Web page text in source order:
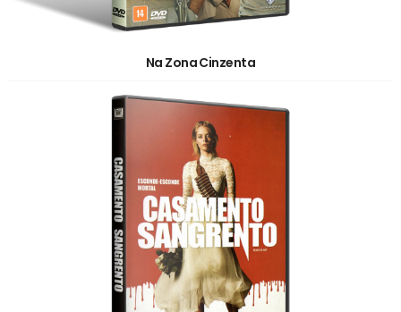
Na Zona Cinzenta